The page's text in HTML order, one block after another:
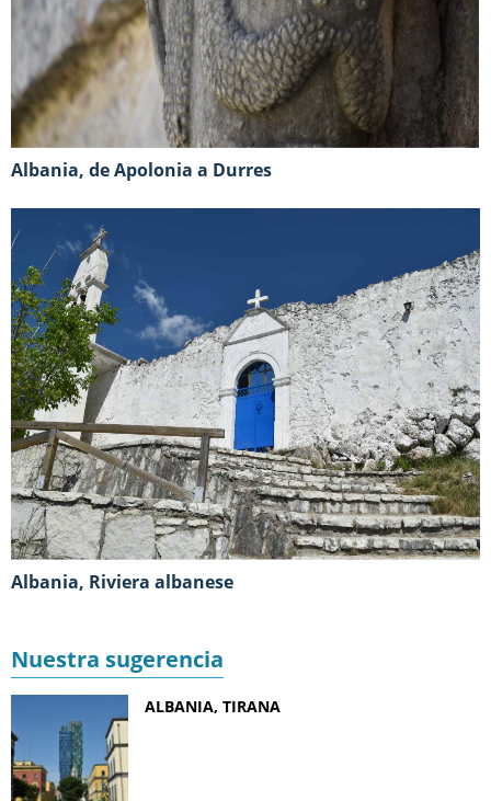
Albania, de Apolonia a Durres
Albania, Riviera albanese
Nuestra sugerencia
ALBANIA, TIRANA